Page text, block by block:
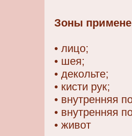
Зоны
• лицо;
• шея;
• декольте;
• кисти рук;
• внутренняя
• внутренняя
• живот